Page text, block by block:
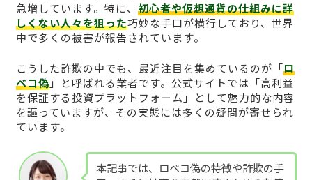
急増しています。特に、 初心者や仮想通貨の仕組みに詳
しくない人々を狙った巧妙な手口が横行しており、世界
中で多くの被害が報告されています。
こうした詐欺の中でも、最近注目を集めているのが「ロ
ベコ偽」と呼ばれる業者です。公式サイトでは「高利益
を保証する投資プラットフォーム」として魅力的な内容
を謳っていますが、その実態には多くの疑問が寄せられ
ています。
本記事では、ロベコ偽の特徴や詐欺の手